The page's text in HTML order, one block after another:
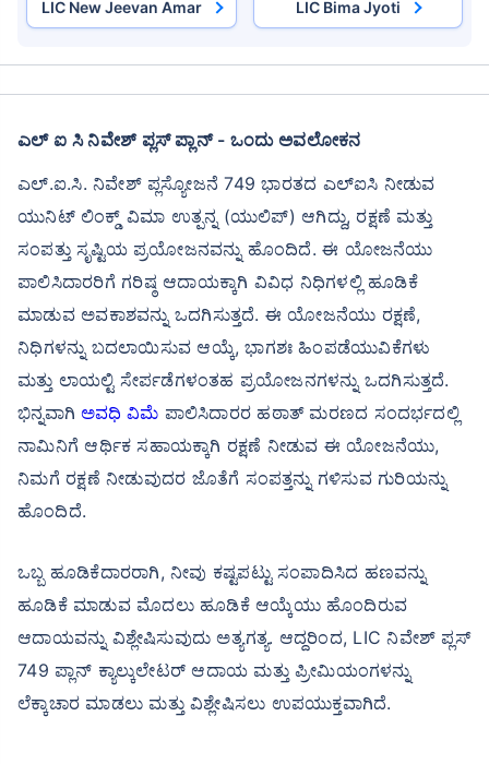
LIC New Jeevan Amar LIC Bima Jyoti
ಎಲ್ ಐ ಸಿ ನಿವೇಶ್ ಪ್ಲಸ್ ಪ್ಲಾನ್ - ಒಂದು ಅವಲೋಕನ
ಎಲ್.ಐ.ಸಿ. ನಿವೇಶ್ ಪ್ಲಸ್ಯೋಜನೆ 749 ಭಾರತದ ಎಲ್‌ಐಸಿ ನೀಡುವ
ಯುನಿಟ್ ಲಿಂಕ್ಡ್ ವಿಮಾ ಉತ್ಪನ್ನ (ಯುಲಿಪ್) ಆಗಿದ್ದು, ರಕ್ಷಣೆ ಮತ್ತು
ಸಂಪತ್ತು ಸೃಷ್ಟಿಯ ಪ್ರಯೋಜನವನ್ನು ಹೊಂದಿದೆ. ಈ ಯೋಜನೆಯು
ಪಾಲಿಸಿದಾರರಿಗೆ ಗರಿಷ್ಠ ಆದಾಯಕ್ಕಾಗಿ ವಿವಿಧ ನಿಧಿಗಳಲ್ಲಿ ಹೂಡಿಕೆ
ಮಾಡುವ ಅವಕಾಶವನ್ನು ಒದಗಿಸುತ್ತದೆ. ಈ ಯೋಜನೆಯು ರಕ್ಷಣೆ,
ನಿಧಿಗಳನ್ನು ಬದಲಾಯಿಸುವ ಆಯ್ಕೆ, ಭಾಗಶಃ ಹಿಂಪಡೆಯುವಿಕೆಗಳು
ಮತ್ತು ಲಾಯಲ್ಟಿ ಸೇರ್ಪಡೆಗಳಂತಹ ಪ್ರಯೋಜನಗಳನ್ನು ಒದಗಿಸುತ್ತದೆ.
ಭಿನ್ನವಾಗಿಅವಧಿ ವಿಮೆ ಪಾಲಿಸಿದಾರರ ಹಠಾತ್ ಮರಣದ ಸಂದರ್ಭದಲ್ಲಿ
ನಾಮಿನಿಗೆ ಆರ್ಥಿಕ ಸಹಾಯಕ್ಕಾಗಿ ರಕ್ಷಣೆ ನೀಡುವ ಈ ಯೋಜನೆಯು,
ನಿಮಗೆ ರಕ್ಷಣೆ ನೀಡುವುದರ ಜೊತೆಗೆ ಸಂಪತ್ತನ್ನು ಗಳಿಸುವ ಗುರಿಯನ್ನು
ಹೊಂದಿದೆ.
ಒಬ್ಬ ಹೂಡಿಕೆದಾರರಾಗಿ, ನೀವು ಕಷ್ಟಪಟ್ಟು ಸಂಪಾದಿಸಿದ ಹಣವನ್ನು
ಹೂಡಿಕೆ ಮಾಡುವ ಮೊದಲು ಹೂಡಿಕೆ ಆಯ್ಕೆಯು ಹೊಂದಿರುವ
ಆದಾಯವನ್ನು ವಿಶ್ಲೇಷಿಸುವುದು ಅತ್ಯಗತ್ಯ. ಆದ್ದರಿಂದ, LIC ನಿವೇಶ್ ಪ್ಲಸ್
749 ಪ್ಲಾನ್ ಕ್ಯಾಲ್ಕುಲೇಟರ್ ಆದಾಯ ಮತ್ತು ಪ್ರೀಮಿಯಂಗಳನ್ನು
ಲೆಕ್ಕಾಚಾರ ಮಾಡಲು ಮತ್ತು ವಿಶ್ಲೇಷಿಸಲು ಉಪಯುಕ್ತವಾಗಿದೆ.